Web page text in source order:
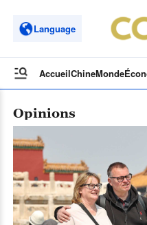
Language
AccueilChineMonde
Opinions